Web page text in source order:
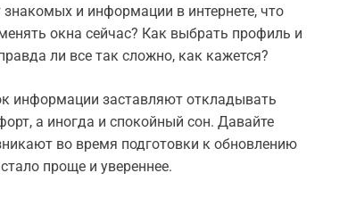
и информации в интернете, что
окна сейчас? Как выбрать профиль и
ли все так сложно, как кажется?
информации заставляют откладывать
а иногда и спокойный сон. Давайте
во время подготовки к обновлению
проще и увереннее.